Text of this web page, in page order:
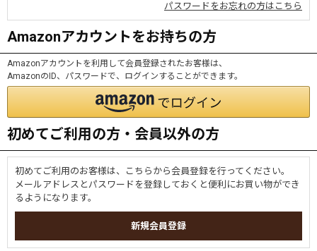
パスワードをお忘れの方はこちら
Amazonアカウントをお持ちの方
Amazonアカウントを利用して会員登録されたお客様は、
AmazonのID、パスワードで、ログインすることができます。
初めてご利用の方・会員以外の方
初めてご利用のお客様は、こちらから会員登録を行ってください。
メールアドレスとパスワードを登録しておくと便利にお買い物ができ
るようになります。